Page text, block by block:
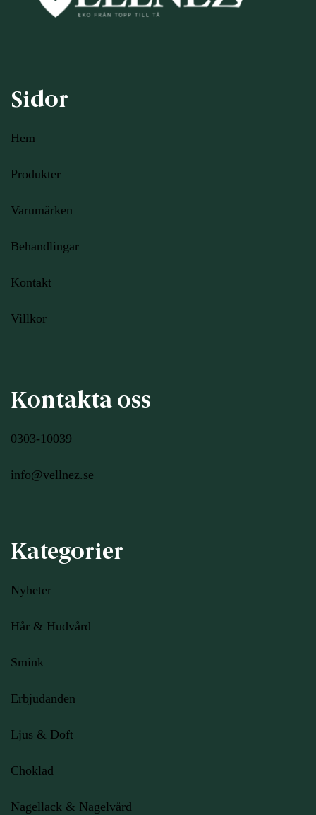
Sidor
Hem
Produkter
Varumärken
Behandlingar
Kontakt
Villkor
Kontakta oss
0303-10039
info@vellnez.se
Kategorier
Nyheter
Hår & Hudvård
Smink
Erbjudanden
Ljus & Doft
Choklad
Nagellack & Nagelvård